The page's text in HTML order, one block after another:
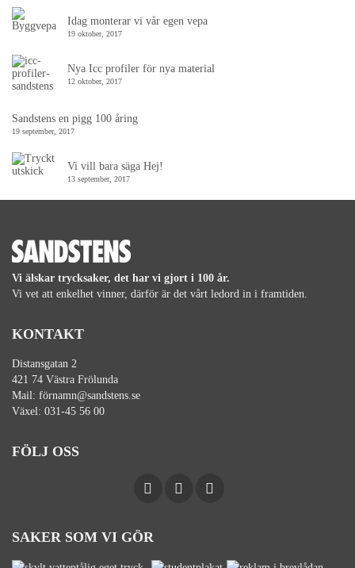
Idag monterar vi vår egen vepa
19 oktober, 2017
Nya Icc profiler för nya material
12 oktober, 2017
Sandstens en pigg 100 åring
19 september, 2017
Vi vill bara säga Hej!
13 september, 2017
Vi älskar trycksaker, det har vi gjort i 100 år.
Vi vet att enkelhet vinner, därför är det vårt ledord in i framtiden.
KONTAKT
Distansgatan 2
421 74 Västra Frölunda
Mail: förnamn@sandstens.se
Växel: 031-45 56 00
FÖLJ OSS
SAKER SOM VI GÖR